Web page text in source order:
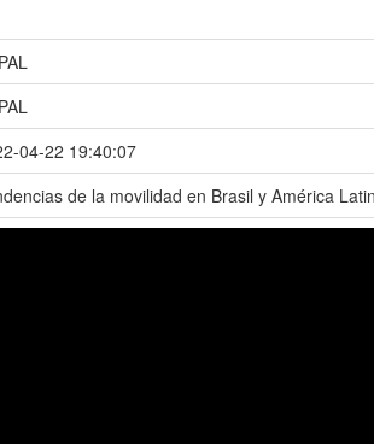
04-22 19:40:07
de la movilidad en Brasil y América